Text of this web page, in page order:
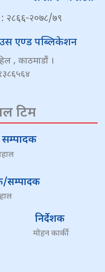
: २८६६-२०७८/७९
एण्ड पब्लिकेशन
, काठमाडौं ।
टिम
सम्पादक
सम्पादक
निर्देशक
मोहन कार्की